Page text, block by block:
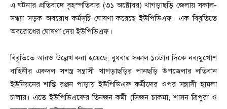
এ ঘটনার প্রতিবাদে বৃহস্পতিবার (৩১ অক্টোবর) খাগড়াছড়ি জেলায় সকাল-
সন্ধ্যা সড়ক অবরোধ কর্মসূচি ঘোষণা করেছে ইউপিডিএফ। এক বিবৃতিতে
অবরোধের ঘোষণা দেয় ইউপিডিএফ।
বিবৃতিতে আরও উল্লেখ করা হয়েছে, বুধবার সকাল ১০টার দিকে নব্যমুখোশ
বাহিনীর একদল সশস্ত্র সন্ত্রাসী খাগড়াছড়ির পানছড়ি উপজেলার লতিবান
ইউনিয়নের শান্তি রঞ্জন পাড়ায় ইউপিডিএফ কর্মীদের ওপর সন্ত্রাসী হামলা
চালায়। এতে ইউপিডিএফের তিনজন কর্মী (সিজন চাকমা, শাসন ত্রিপুরা ও